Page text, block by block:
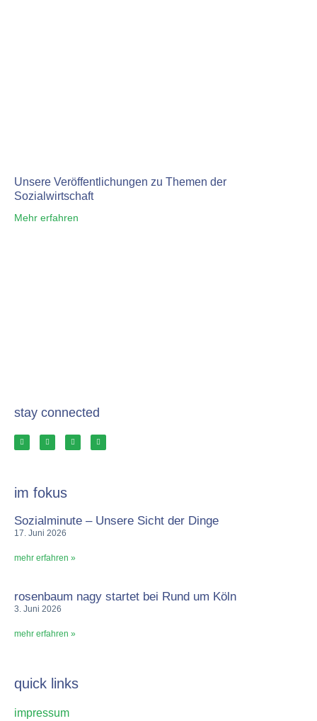
Unsere Veröffentlichungen zu Themen der
Sozialwirtschaft
Mehr erfahren
stay connected
im fokus
Sozialminute – Unsere Sicht der Dinge
17. Juni 2026
mehr erfahren »
rosenbaum nagy startet bei Rund um Köln
3. Juni 2026
mehr erfahren »
quick links
impressum